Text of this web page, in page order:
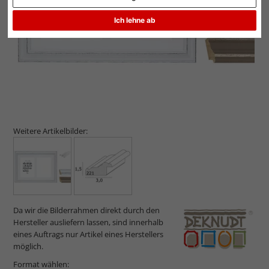
Ich lehne ab
Weitere Artikelbilder:
Da wir die Bilderrahmen direkt durch den
Hersteller ausliefern lassen, sind innerhalb
eines Auftrags nur Artikel eines Herstellers
möglich.
Format wählen: